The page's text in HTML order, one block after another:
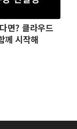
면? 클라우드
께 시작해